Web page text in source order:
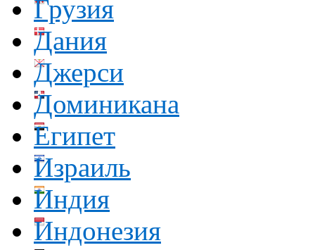
Грузия
Дания
Джерси
Доминикана
Египет
Израиль
Индия
Индонезия